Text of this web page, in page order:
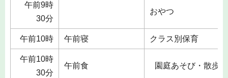
午前9時
30分
おやつ
午前10時 午前寝 クラス別保育
午前10時
30分
午前食 園庭あそび・散歩